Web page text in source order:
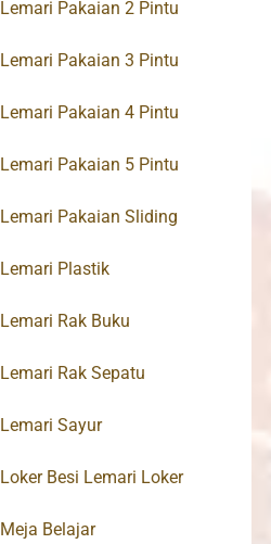
Lemari Pakaian 2 Pintu
Lemari Pakaian 3 Pintu
Lemari Pakaian 4 Pintu
Lemari Pakaian 5 Pintu
Lemari Pakaian Sliding
Lemari Plastik
Lemari Rak Buku
Lemari Rak Sepatu
Lemari Sayur
Loker Besi Lemari Loker
Meja Belajar